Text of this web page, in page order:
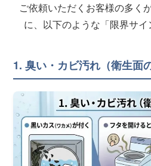
ご依頼いただくお客様の多く
に、以下のような「限界サイ
1. 臭い・カビ汚れ（衛生面